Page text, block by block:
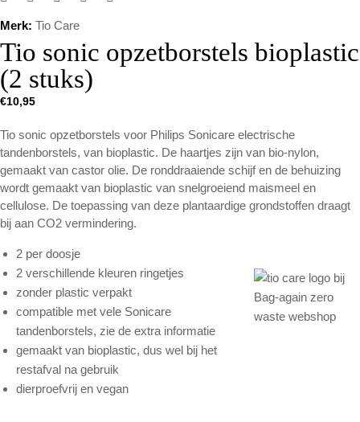
Merk: Tio Care
Tio sonic opzetborstels bioplastic
(2 stuks)
€10,95
Tio sonic opzetborstels voor Philips Sonicare electrische
tandenborstels, van bioplastic. De haartjes zijn van bio-nylon,
gemaakt van castor olie. De ronddraaiende schijf en de behuizing
wordt gemaakt van bioplastic van snelgroeiend maismeel en
cellulose. De toepassing van deze plantaardige grondstoffen draagt
bij aan CO2 vermindering.
2 per doosje
2 verschillende kleuren ringetjes
zonder plastic verpakt
compatible met vele Sonicare
tandenborstels, zie de extra informatie
gemaakt van bioplastic, dus wel bij het
restafval na gebruik
dierproefvrij en vegan